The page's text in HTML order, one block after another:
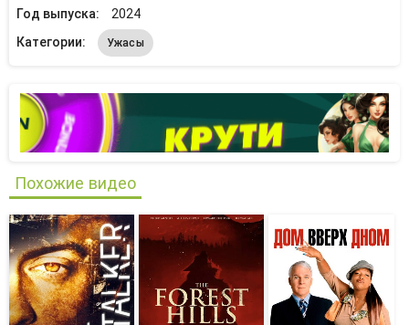
Год выпуска:
2024
Категории:
Ужасы
Похожие видео